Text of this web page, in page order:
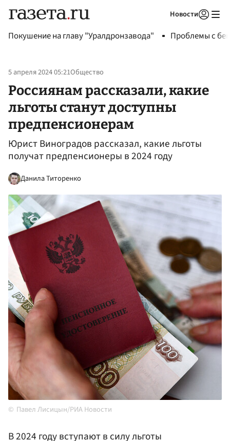
Новости
Покушение на главу "Уралдронзавода" Проблемы с
5 апреля 2024 05:21Общество
Россиянам рассказали, какие
льготы станут доступны
предпенсионерам
Юрист Виноградов рассказал, какие льготы
получат предпенсионеры в 2024 году
Данила Титоренко
Павел Лисицын/РИА Новости
В 2024 году вступают в силу льготы